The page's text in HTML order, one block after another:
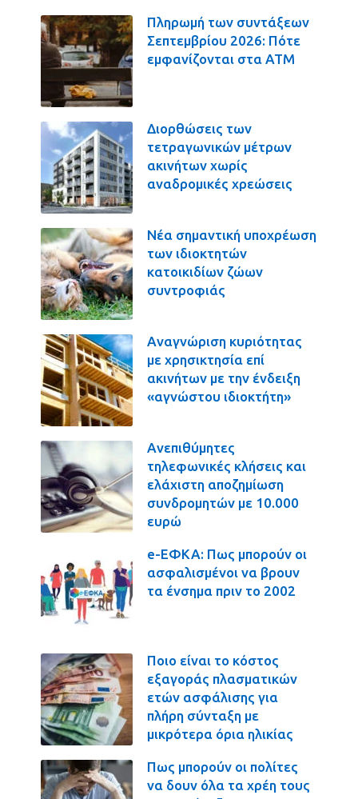
Πληρωμή των συντάξεων
Σεπτεμβρίου 2026: Πότε
εμφανίζονται στα ΑΤΜ
Διορθώσεις των
τετραγωνικών μέτρων
ακινήτων χωρίς
αναδρομικές χρεώσεις
Νέα σημαντική υποχρέωση
των ιδιοκτητών
κατοικιδίων ζώων
συντροφιάς
Αναγνώριση κυριότητας
με χρησικτησία επί
ακινήτων με την ένδειξη
«αγνώστου ιδιοκτήτη»
Ανεπιθύμητες
τηλεφωνικές κλήσεις και
ελάχιστη αποζημίωση
συνδρομητών με 10.000
ευρώ
e-ΕΦΚΑ: Πως μπορούν οι
ασφαλισμένοι να βρουν
τα ένσημα πριν το 2002
Ποιο είναι το κόστος
εξαγοράς πλασματικών
ετών ασφάλισης για
πλήρη σύνταξη με
μικρότερα όρια ηλικίας
Πως μπορούν οι πολίτες
να δουν όλα τα χρέη τους